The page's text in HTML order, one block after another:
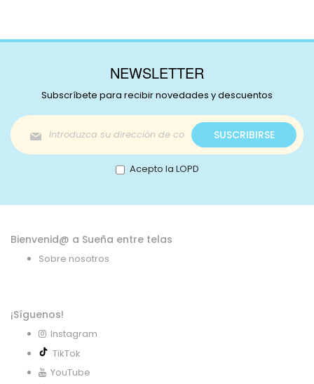
NEWSLETTER
Subscríbete para recibir novedades y descuentos
Inscríbase
a
nuestro
boletín
de
SUSCRIBIRSE
Acepto la LOPD
Bienvenid@ a Sueña entre telas
Sobre nosotros
¡Síguenos!
Instagram
TikTok
YouTube